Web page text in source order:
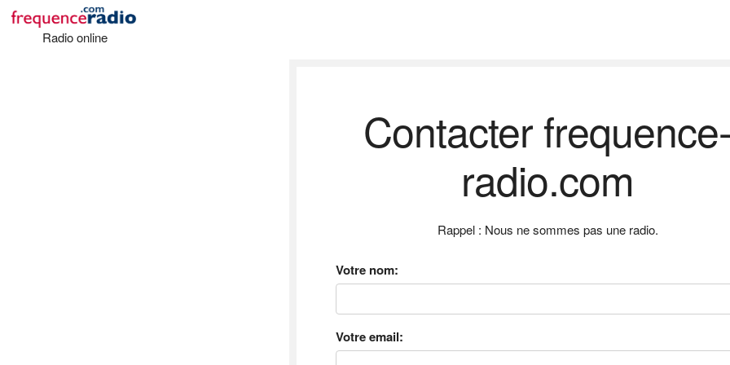
Radio online
Contacter
radio.com
Rappel : Nous ne sommes pas une radio.
Votre nom:
Votre email: